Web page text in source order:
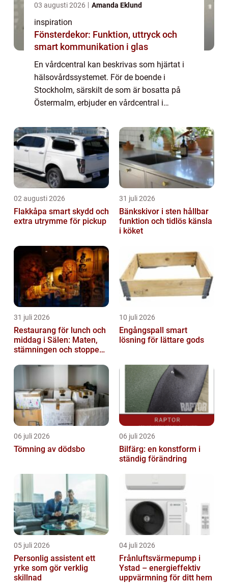
03 augusti 2026 Amanda Eklund
inspiration
Fönsterdekor: Funktion, uttryck och
smart kommunikation i glas
En vårdcentral kan beskrivas som hjärtat i
hälsovårdssystemet. För de boende i
Stockholm, särskilt de som är bosatta på
Östermalm, erbjuder en vårdcentral i
02 augusti 2026
Flakkåpa smart skydd och
extra utrymme för pickup
31 juli 2026
Bänkskivor i sten hållbar
funktion och tidlös känsla
i köket
31 juli 2026
Restaurang för lunch och
middag i Sälen: Maten,
stämningen och stoppen
10 juli 2026
Engångspall smart
lösning för lättare gods
06 juli 2026
Tömning av dödsbo
06 juli 2026
Bilfärg: en konstform i
ständig förändring
05 juli 2026
Personlig assistent ett
yrke som gör verklig
skillnad
04 juli 2026
Frånluftsvärmepump i
Ystad – energieffektiv
uppvärmning för ditt hem